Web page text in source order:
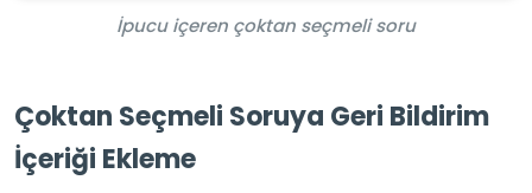
İpucu içeren çoktan seçmeli soru
Çoktan Seçmeli Soruya Geri Bildirim
İçeriği Ekleme